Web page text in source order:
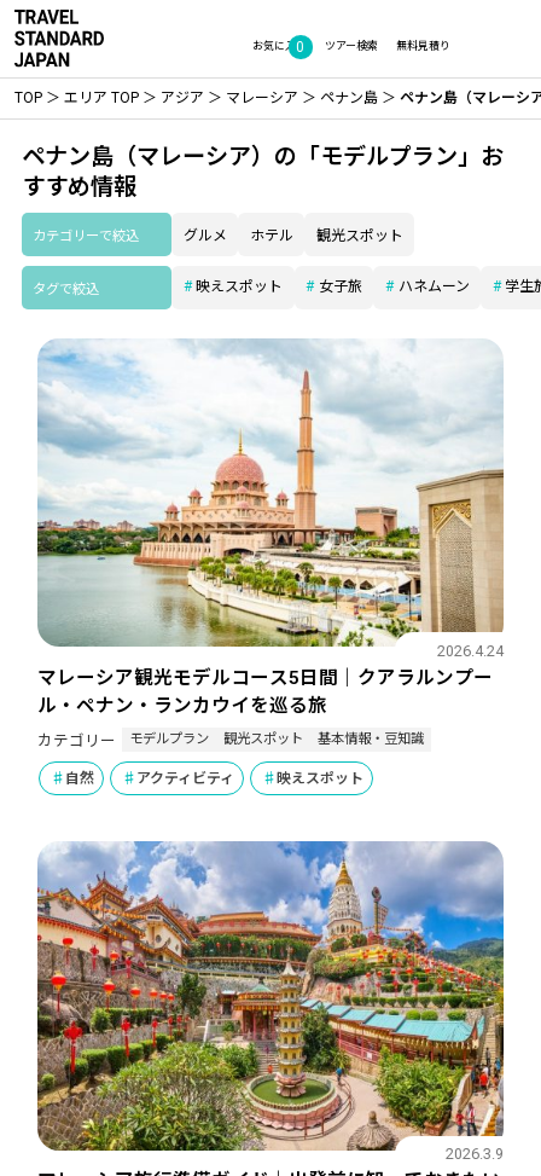
お気に入り
0 無料見積り
ツアー検索
TOP エリア TOP アジア マレーシア ペナン島 ペナン島（マレーシ
ペナン島（マレーシア）の「モデルプラン」お
すすめ情報
カテゴリーで絞込 グルメ ホテル 観光スポット
タグで絞込 映えスポット 女子旅 ハネムーン 学生
マレーシア観光モデルコース5日間｜クアラルンプー
ル・ペナン・ランカウイを巡る旅
2026.4.24
カテゴリー モデルプラン 観光スポット 基本情報・豆知識
自然 アクティビティ 映えスポット
2026.3.9